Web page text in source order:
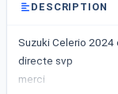
DESCRIPTION
Suzuki Celerio
directe svp
merci